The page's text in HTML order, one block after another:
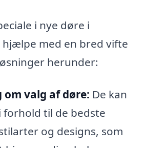
i nye døre i
hjælpe med en bred vifte
herunder:
om valg af døre: De kan
forhold til de bedste
og designs, som